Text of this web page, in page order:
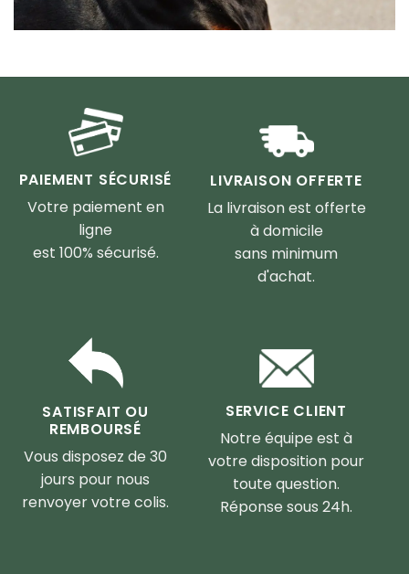
PAIEMENT SÉCURISÉ
Votre paiement en
ligne
est 100% sécurisé.
LIVRAISON OFFERTE
La livraison est offerte
à domicile
sans minimum
d'achat.
SATISFAIT OU
REMBOURSÉ
Vous disposez de 30
jours pour nous
renvoyer votre colis.
SERVICE CLIENT
Notre équipe est à
votre disposition pour
toute question.
Réponse sous 24h.